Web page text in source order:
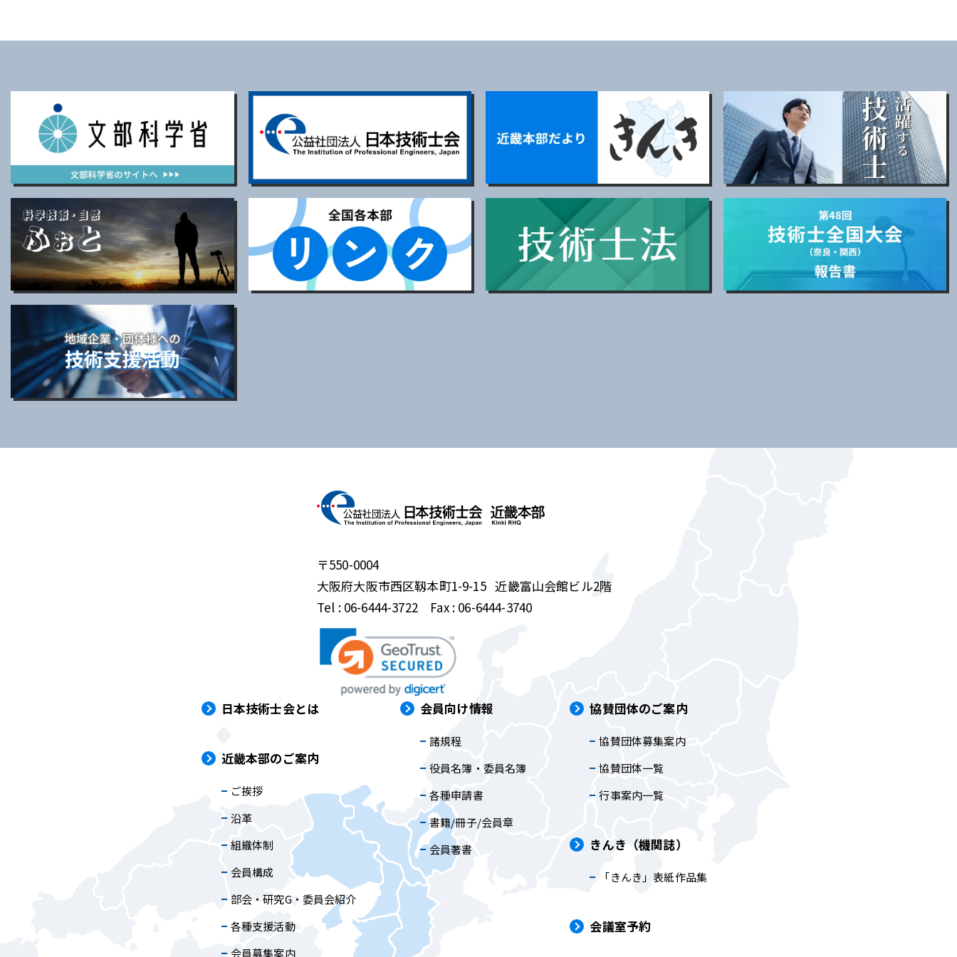
〒550-0004
大阪府大阪市西区靱本町1-9-15近畿富山会館ビル2階
Tel : 06-6444-3722 Fax : 06-6444-3740
日本技術士会とは
近畿本部のご案内
ご挨拶
沿革
組織体制
会員構成
部会・研究G・委員会紹介
各種支援活動
会員募集案内
会員向け情報
諸規程
役員名簿・委員名簿
各種申請書
書籍/冊子/会員章
会員著書
協賛団体のご案内
協賛団体募集案内
協賛団体一覧
行事案内一覧
きんき（機関誌）
「きんき」表紙作品集
会議室予約